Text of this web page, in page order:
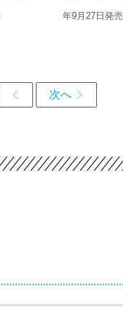
年9月27日発売